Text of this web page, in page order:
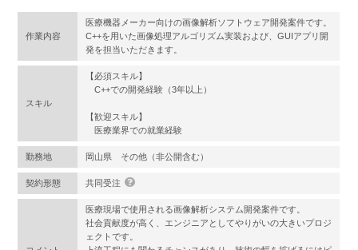
作業内容
医療機器メーカー向けの画像解析ソフトウェア開発案件です。
C++を用いた画像処理アルゴリズム実装および、GUIアプリ開
発を担当いただきます。
スキル
【必須スキル】
C++での開発経験（3年以上）
【歓迎スキル】
医療業界での就業経験
勤務地 岡山県 その他（非公開含む）
契約形態 共同受注
医療現場で使用される画像解析システム開発案件です。
社会貢献度が高く、エンジニアとしてやりがいの大きいプロジ
ェクトです。